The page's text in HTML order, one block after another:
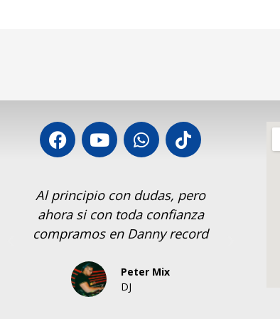
Al principio con dudas, pero
ahora si con toda confianza
compramos en Danny record
Peter Mix
DJ